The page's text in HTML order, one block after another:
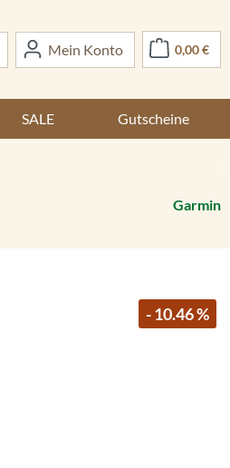
Mein Konto 0,00 €
SALE Gutscheine
Garmin
- 10.46 %